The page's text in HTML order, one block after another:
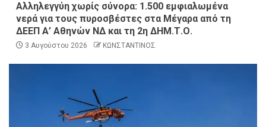
Αλληλεγγύη χωρίς σύνορα: 1.500 εμφιαλωμένα
νερά για τους πυροσβέστες στα Μέγαρα από τη
ΔΕΕΠ Α’ Αθηνών ΝΔ και τη 2η ΔΗΜ.Τ.Ο.
3 Αυγούστου 2026 ΚΩΝΣΤΑΝΤΙΝΟΣ